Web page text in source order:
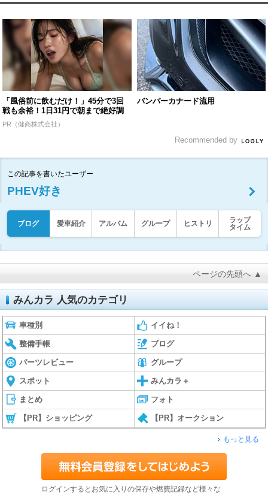
「風俗前に飲むだけ！」45分で3回
戦も余裕！1日31円で朝まで絶好調
PR（健商株式会社）
バンパーカナード流用
Recommended by
この記事を書いたユーザー
PHEV好き
ブログ 愛車紹介 アルバム グループ ヒストリ
ラップ
タイム
ページの先頭へ ▲
みんカラ 人気のカテゴリ
車種別 イイね！
整備手帳 ブログ
パーツレビュー グループ
スポット みんカラ＋
まとめ フォト
【PR】ショッピング 【PR】オークション
もっと見る
ログインするとお気に入りの保存や燃費記録など様々な